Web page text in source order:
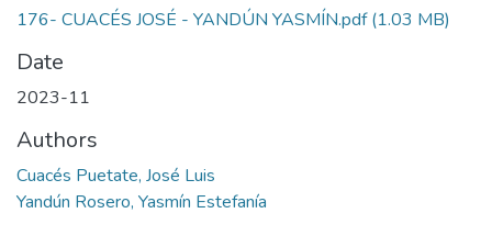
176- CUACÉS JOSÉ - YANDÚN YASMÍN.pdf(1.03 MB)
Date
2023-11
Authors
Cuacés Puetate, José Luis
Yandún Rosero, Yasmín Estefanía